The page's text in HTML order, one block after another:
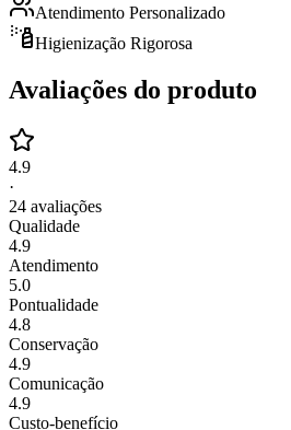
Atendimento Personalizado
Higienização Rigorosa
Avaliações do produto
4.9
·
24 avaliações
Qualidade
4.9
Atendimento
5.0
Pontualidade
4.8
Conservação
4.9
Comunicação
4.9
Custo-benefício